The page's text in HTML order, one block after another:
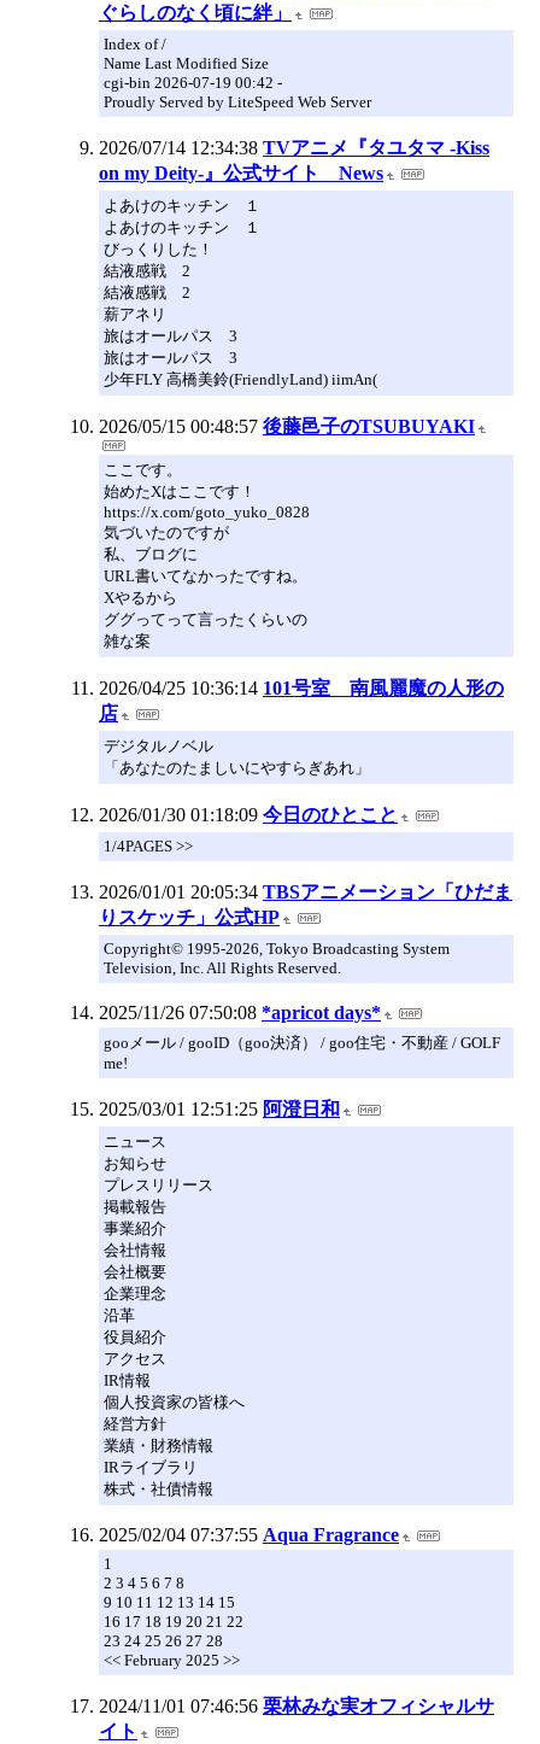
ぐらしのなく頃に絆」
Index of /
Name Last Modified Size
cgi-bin 2026-07-19 00:42 -
Proudly Served by LiteSpeed Web Server
2026/07/14 12:34:38 TVアニメ『タユタマ -Kiss
on my Deity-』公式サイト News
よあけのキッチン １
よあけのキッチン １
びっくりした！
結液感戦 2
結液感戦 2
薪アネリ
旅はオールパス 3
旅はオールパス 3
少年FLY 高橋美鈴(FriendlyLand) iimAn(
2026/05/15 00:48:57 後藤邑子のTSUBUYAKI
ここです。
始めたXはここです！
https://x.com/goto_yuko_0828
気づいたのですが
私、ブログに
URL書いてなかったですね。
Xやるから
ググってって言ったくらいの
雑な案
2026/04/25 10:36:14 101号室 南風麗魔の人形の
店
デジタルノベル
「あなたのたましいにやすらぎあれ」
2026/01/30 01:18:09 今日のひとこと
1/4PAGES >>
2026/01/01 20:05:34 TBSアニメーション「ひだま
りスケッチ」公式HP
Copyright© 1995-2026, Tokyo Broadcasting System
Television, Inc. All Rights Reserved.
2025/11/26 07:50:08 *apricot days*
gooメール / gooID（goo決済） / goo住宅・不動産 / GOLF
me!
2025/03/01 12:51:25 阿澄日和
ニュース
お知らせ
プレスリリース
掲載報告
事業紹介
会社情報
会社概要
企業理念
沿革
役員紹介
アクセス
IR情報
個人投資家の皆様へ
経営方針
業績・財務情報
IRライブラリ
株式・社債情報
2025/02/04 07:37:55 Aqua Fragrance
1
2 3 4 5 6 7 8
9 10 11 12 13 14 15
16 17 18 19 20 21 22
23 24 25 26 27 28
<< February 2025 >>
2024/11/01 07:46:56 栗林みな実オフィシャルサ
イト